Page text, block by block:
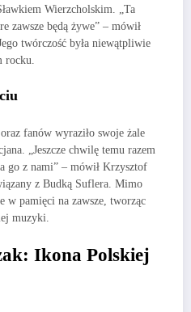
Wierzcholskim. „Ta
zawsze będą żywe” – mówił
twórczość była niewątpliwie
rocku.
fanów wyraziło swoje żale
„Jeszcze chwilę temu razem
go z nami” – mówił Krzysztof
z Budką Suflera. Mimo
w pamięci na zawsze, tworząc
muzyki.
Ikona Polskiej